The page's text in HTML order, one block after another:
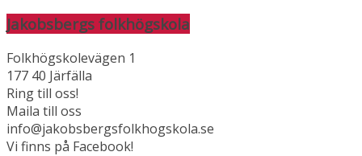
Jakobsbergs folkhögskola
Folkhögskolevägen 1
177 40 Järfälla
Ring till oss!
Maila till oss
info@jakobsbergsfolkhogskola.se
Vi finns på Facebook!